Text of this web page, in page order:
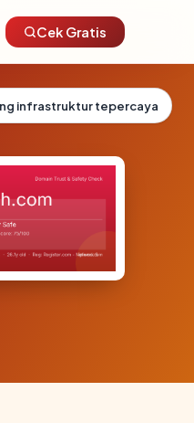
Cek Gratis
infrastruktur tepercaya